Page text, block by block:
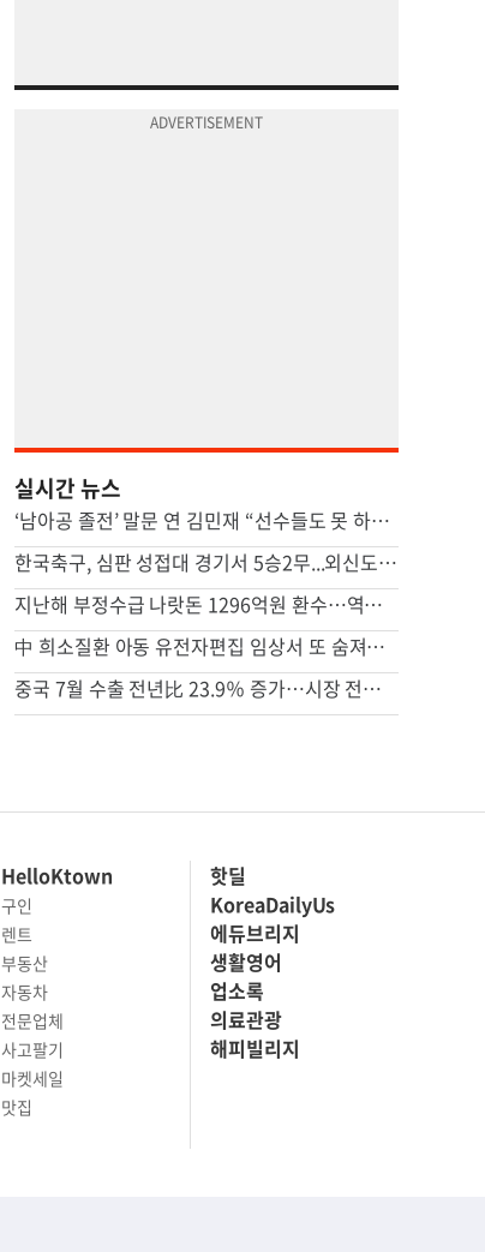
실시간 뉴스
‘남아공 졸전’ 말문 연 김민재 “선수들도 못 하기는 했다”
한국축구, 심판 성접대 경기서 5승2무...외신도 보도 ‘국제 망신’
지난해 부정수급 나랏돈 1296억원 환수…역대 최대 규모
中 희소질환 아동 유전자편집 임상서 또 숨져…안전성 논란 확산
중국 7월 수출 전년比 23.9％ 증가…시장 전망 넘어서
HelloKtown
구인
렌트
부동산
자동차
전문업체
사고팔기
마켓세일
맛집
핫딜
KoreaDailyUs
에듀브리지
생활영어
업소록
의료관광
해피빌리지